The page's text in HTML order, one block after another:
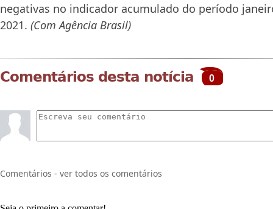
negativas no indicador acumulado do período
2021. (Com Agência Brasil)
Comentários desta notícia 0
Comentários - ver todos os comentários